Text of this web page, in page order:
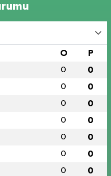
O P
0 0
0 0
0 0
0 0
0 0
0 0
0 0